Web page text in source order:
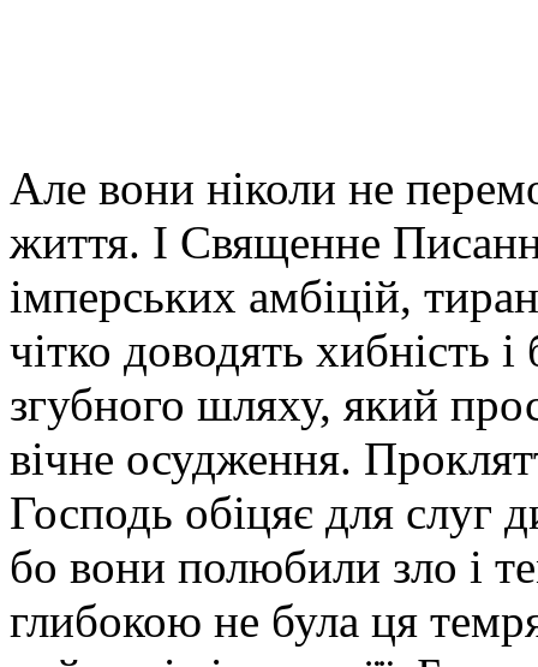
Але вони ніколи не
життя. І Священне
імперських амбіцій,
чітко доводять хибність
згубного шляху, який
вічне осудження.
Господь обіцяє для слуг
бо вони полюбили зло і
глибокою не була ця